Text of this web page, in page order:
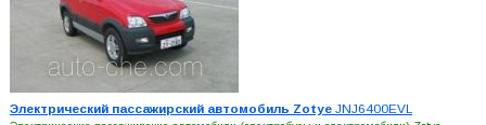
Электрический пассажирский автомобиль ZotyeJNJ6400EVL